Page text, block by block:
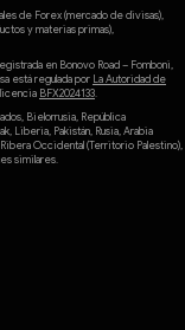
de Forex (mercado de divisas),
y materias primas),
en Bonovo Road – Fomboni,
está regulada por La Autoridad de
BFX2024133.
Bielorrusia, República
Liberia, Pakistán, Rusia, Arabia
Ribera Occidental (Territorio Palestino),
similares.